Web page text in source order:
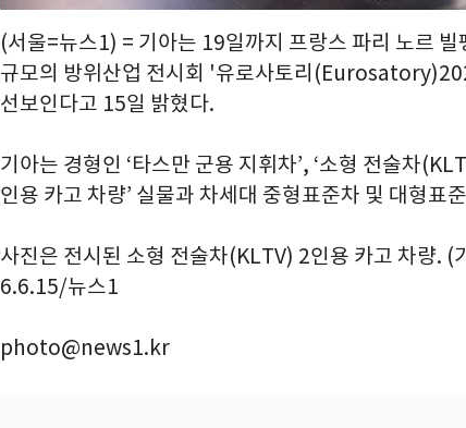
(서울=뉴스1) = 기아는 19일까지 프랑스 파리 노르 빌
규모의 방위산업 전시회 '유로사토리
선보인다고 15일 밝혔다.
기아는 경형인 ‘타스만 군용 지휘차’, ‘소형 전술차
인용 카고 차량’ 실물과 차세대 중형표준차 및 대형표
사진은 전시된 소형 전술차(KLTV) 2인용 카고 차량.
6.6.15/뉴스1
photo@news1.kr